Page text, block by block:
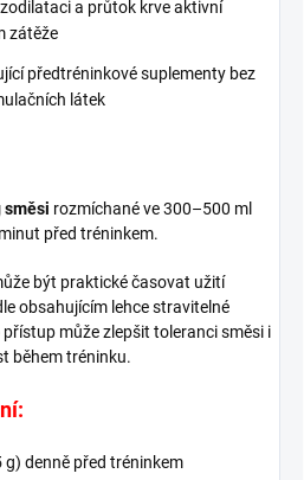
a průtok krve aktivní
zátěže
předtréninkové suplementy bez
látek
směsi rozmíchané ve 300–500 ml
před tréninkem.
být praktické časovat užití
obsahujícím lehce stravitelné
může zlepšit toleranci směsi i
během tréninku.
g) denně před tréninkem